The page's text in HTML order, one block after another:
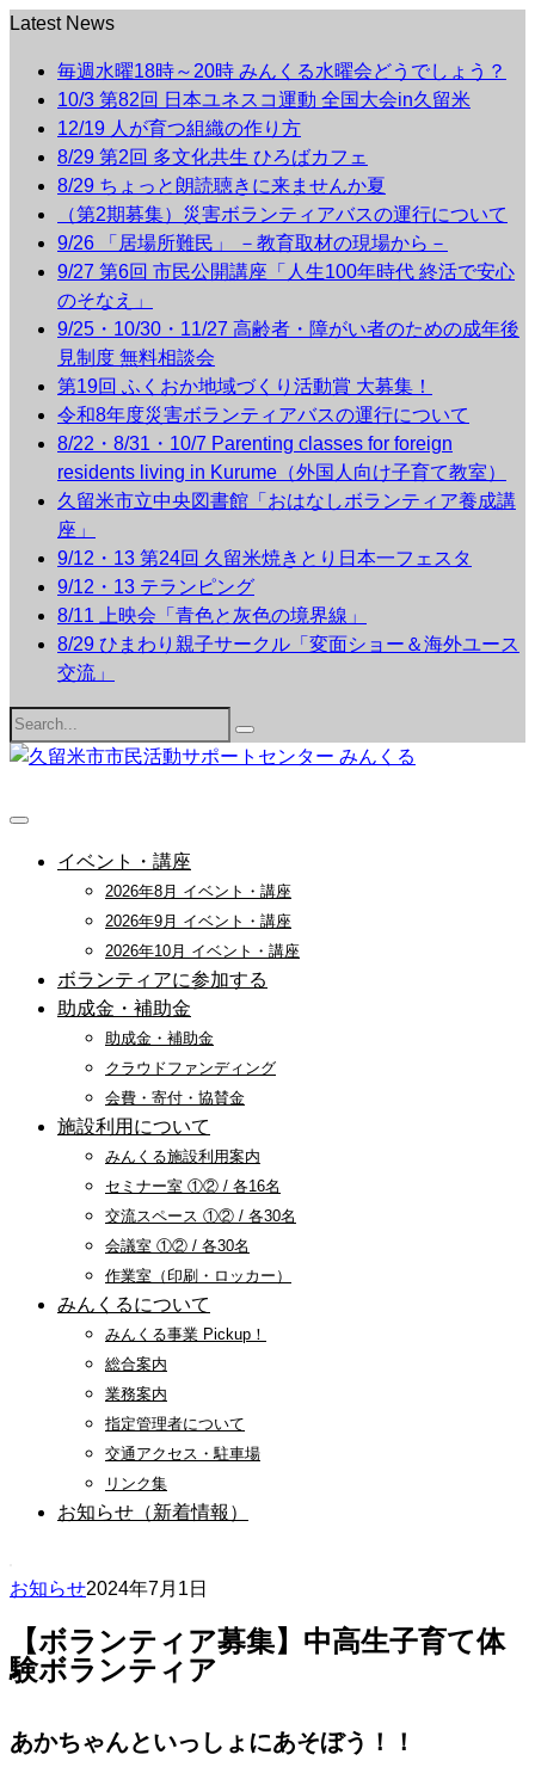
Latest News
毎週水曜18時～20時 みんくる水曜会どうでしょう？
10/3 第82回 日本ユネスコ運動 全国大会in久留米
12/19 人が育つ組織の作り方
8/29 第2回 多文化共生 ひろばカフェ
8/29 ちょっと朗読聴きに来ませんか夏
（第2期募集）災害ボランティアバスの運行について
9/26 「居場所難民」 －教育取材の現場から－
9/27 第6回 市民公開講座「人生100年時代 終活で安心
のそなえ」
9/25・10/30・11/27 高齢者・障がい者のための成年後
見制度 無料相談会
第19回 ふくおか地域づくり活動賞 大募集！
令和8年度災害ボランティアバスの運行について
8/22・8/31・10/7 Parenting classes for foreign
residents living in Kurume（外国人向け子育て教室）
久留米市立中央図書館「おはなしボランティア養成講
座」
9/12・13 第24回 久留米焼きとり日本一フェスタ
9/12・13 テランピング
8/11 上映会「青色と灰色の境界線」
8/29 ひまわり親子サークル「変面ショー＆海外ユース
交流」
Search
for:
イベント・講座
2026年8月 イベント・講座
2026年9月 イベント・講座
2026年10月 イベント・講座
ボランティアに参加する
助成金・補助金
助成金・補助金
クラウドファンディング
会費・寄付・協賛金
施設利用について
みんくる施設利用案内
セミナー室 ①② / 各16名
交流スペース ①② / 各30名
会議室 ①② / 各30名
作業室（印刷・ロッカー）
みんくるについて
みんくる事業 Pickup！
総合案内
業務案内
指定管理者について
交通アクセス・駐車場
リンク集
お知らせ（新着情報）
お知らせ2024年7月1日
【ボランティア募集】中高生子育て体
験ボランティア
あかちゃんといっしょにあそぼう！！